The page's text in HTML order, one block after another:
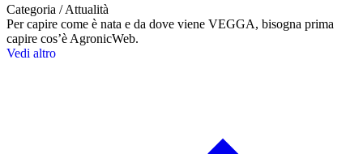
Categoria / Attualità
Per capire come è nata e da dove viene VEGGA, bisogna prima
capire cos’è AgronicWeb.
Vedi altro